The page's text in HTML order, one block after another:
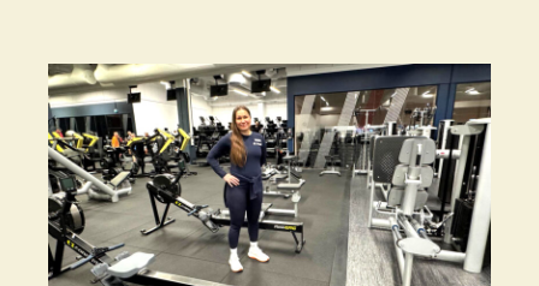
standardeja mukaillen. Tallberg ei kuulu lakisääteisen
kestävyysraportoinnin piiriin, mutta on päättänyt
raportoida vastuullisuudestaan vapaaehtoisesti.
Konsernin vastuullisuusraportti on laadittu mukaillen
EFRAG:n (European Financial Reporting Advisory
Group) joulukuussa 2025 julkaisemia
yksinkertaistettuja ESRS-standardeja. Päätös perustuu
haluun…